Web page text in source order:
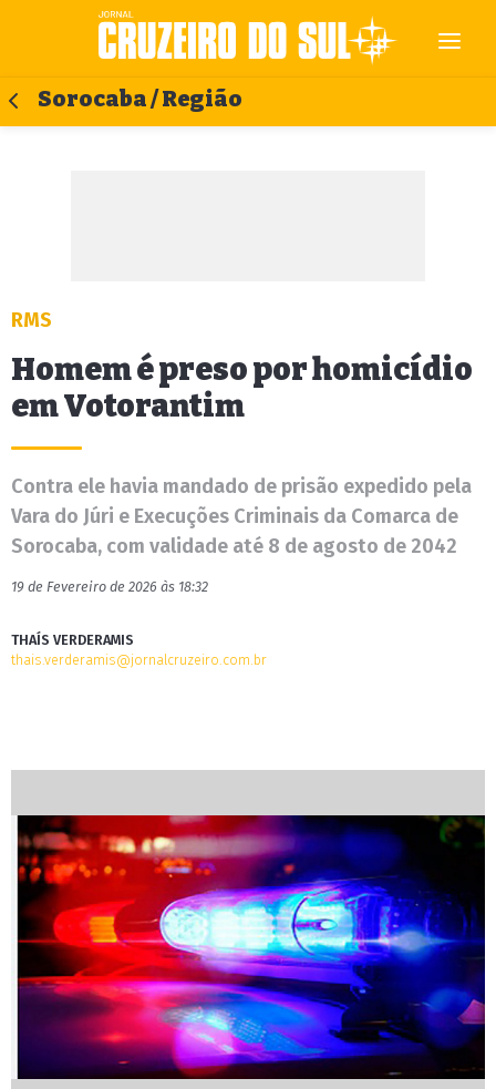
Sorocaba / Região
RMS
Homem é preso por homicídio
em Votorantim
Contra ele havia mandado de prisão expedido pela
Vara do Júri e Execuções Criminais da Comarca de
Sorocaba, com validade até 8 de agosto de 2042
19 de Fevereiro de 2026 às 18:32
THAÍS VERDERAMIS
thais.verderamis@jornalcruzeiro.com.br